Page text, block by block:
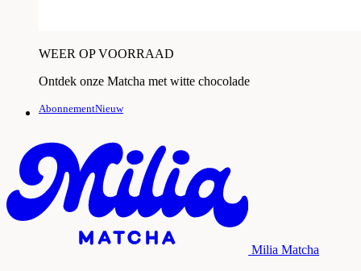
WEER OP VOORRAAD
Ontdek onze Matcha met witte chocolade
AbonnementNieuw
Milia Matcha